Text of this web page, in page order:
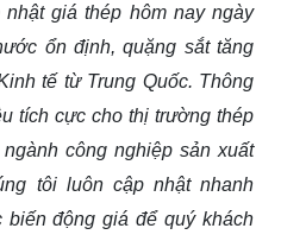
giá thép hôm nay ngày
ổn định, quặng sắt tăng
tế từ Trung Quốc. Thông
tích cực cho thị trường thép
công nghiệp sản xuất
tôi luôn cập nhật nhanh
biến động giá để quý khách